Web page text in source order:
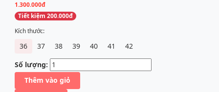
1.300.000đ
Tiết kiệm 200.000đ
Kích thước:
36 37 38 39 40 41
42
Số lượng:
Thêm vào giỏ